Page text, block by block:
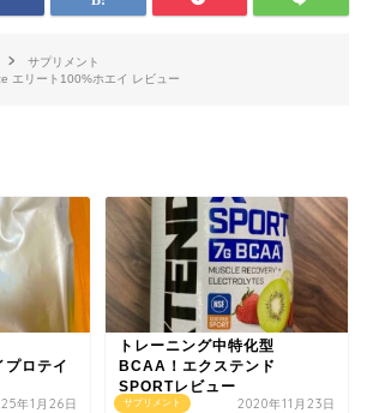
サプリメント
エリート100%ホエイ レビュー
ロテイ
年1月26日 サプリメント
トレーニング中特化型
BCAA！エクステンド
SPORTレビュー
2020年11月23日